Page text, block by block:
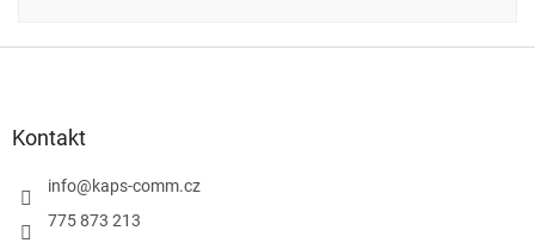
Kontakt
info@kaps-comm.cz
775 873 213